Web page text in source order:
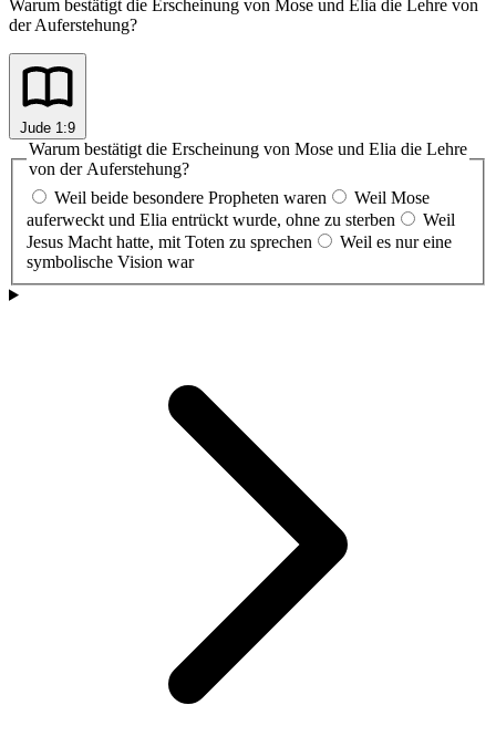
Warum bestätigt die Erscheinung von Mose und Elia die Lehre von
der Auferstehung?
Jude 1:9
Warum bestätigt die Erscheinung von Mose und Elia die Lehre
von der Auferstehung?
Weil beide besondere Propheten waren
Weil Mose
auferweckt und Elia entrückt wurde, ohne zu sterben
Weil
Jesus Macht hatte, mit Toten zu sprechen
Weil es nur eine
symbolische Vision war